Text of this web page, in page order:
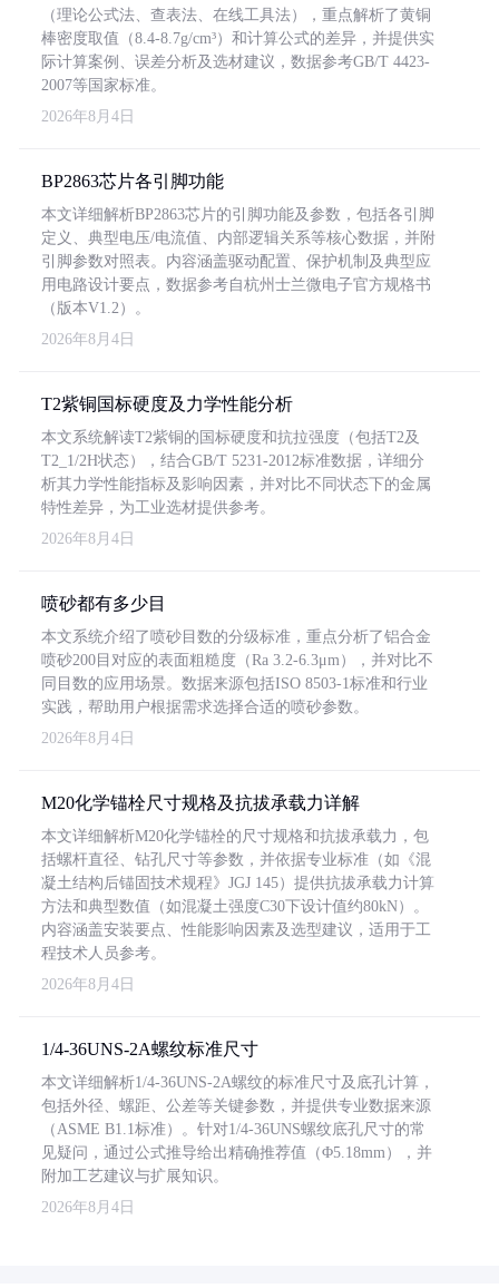
（理论公式法、查表法、在线工具法），重点解析了黄铜
棒密度取值（8.4-8.7g/cm³）和计算公式的差异，并提供实
际计算案例、误差分析及选材建议，数据参考GB/T 4423-
2007等国家标准。
2026年8月4日
BP2863芯片各引脚功能
本文详细解析BP2863芯片的引脚功能及参数，包括各引脚
定义、典型电压/电流值、内部逻辑关系等核心数据，并附
引脚参数对照表。内容涵盖驱动配置、保护机制及典型应
用电路设计要点，数据参考自杭州士兰微电子官方规格书
（版本V1.2）。
2026年8月4日
T2紫铜国标硬度及力学性能分析
本文系统解读T2紫铜的国标硬度和抗拉强度（包括T2及
T2_1/2H状态），结合GB/T 5231-2012标准数据，详细分
析其力学性能指标及影响因素，并对比不同状态下的金属
特性差异，为工业选材提供参考。
2026年8月4日
喷砂都有多少目
本文系统介绍了喷砂目数的分级标准，重点分析了铝合金
喷砂200目对应的表面粗糙度（Ra 3.2-6.3μm），并对比不
同目数的应用场景。数据来源包括ISO 8503-1标准和行业
实践，帮助用户根据需求选择合适的喷砂参数。
2026年8月4日
M20化学锚栓尺寸规格及抗拔承载力详解
本文详细解析M20化学锚栓的尺寸规格和抗拔承载力，包
括螺杆直径、钻孔尺寸等参数，并依据专业标准（如《混
凝土结构后锚固技术规程》JGJ 145）提供抗拔承载力计算
方法和典型数值（如混凝土强度C30下设计值约80kN）。
内容涵盖安装要点、性能影响因素及选型建议，适用于工
程技术人员参考。
2026年8月4日
1/4-36UNS-2A螺纹标准尺寸
本文详细解析1/4-36UNS-2A螺纹的标准尺寸及底孔计算，
包括外径、螺距、公差等关键参数，并提供专业数据来源
（ASME B1.1标准）。针对1/4-36UNS螺纹底孔尺寸的常
见疑问，通过公式推导给出精确推荐值（Φ5.18mm），并
附加工艺建议与扩展知识。
2026年8月4日